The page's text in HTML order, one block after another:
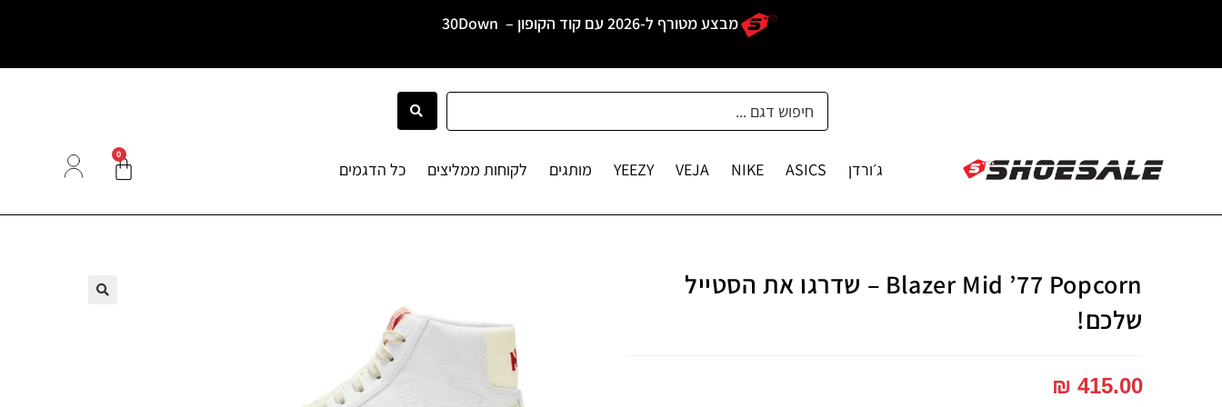
מבצע מטורף ל-2026 עם קוד הקופון – 30Down
ג׳ורדן ASICS
NIKE
VEJA
YEEZY מותגים לקוחות ממליצים כל הדגמים
0
Blazer Mid ’77 Popcorn – שדרגו את הסטייל
שלכם!
₪ 415.00